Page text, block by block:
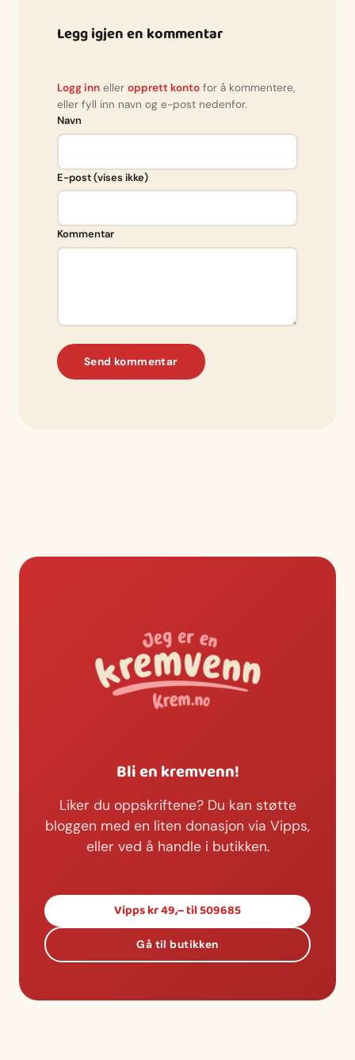
Legg igjen en kommentar
Logg inn eller opprett konto for å kommentere,
eller fyll inn navn og e-post nedenfor.
Kommentar
Navn
E-post (vises ikke)
Send kommentar
Bli en kremvenn!
Liker du oppskriftene? Du kan støtte
bloggen med en liten donasjon via Vipps,
eller ved å handle i butikken.
Vipps kr 49,– til 509685
Gå til butikken